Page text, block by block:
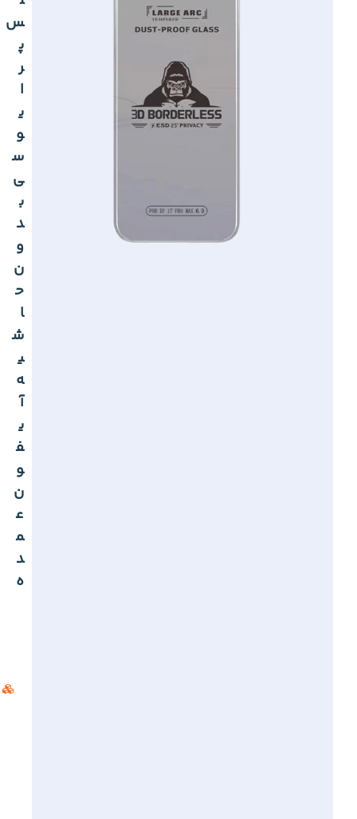
س
پ
ر
ا
ی
و
س
ی
ب
د
و
ن
ح
ا
ش
ی
ه
آ
ی
ف
و
ن
ع
م
د
ه